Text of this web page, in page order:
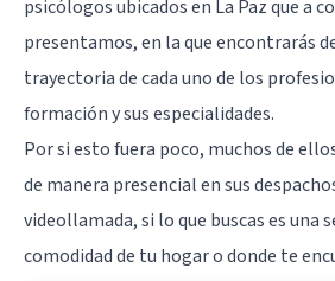
psicólogos ubicados en La Paz que a
presentamos, en la que encontrarás
trayectoria de cada uno de los
formación y sus especialidades.
Por si esto fuera poco, muchos de
de manera presencial en sus
videollamada, si lo que buscas es una
comodidad de tu hogar o donde te